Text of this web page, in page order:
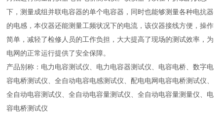
下，测量成组并联电容器的单个电容器，同时也能够测量各种电抗器
的电感，本仪器还能测量工频状况下的电流，该仪器接线方便，操作
简单，减轻了检修人员的工作负担，大大提高了现场的测试效率，为
电网的正常运行提供了安全保障。
产品别称：电力电容测试仪、电力电容器测试仪、电容电桥、数字电
容电桥测试仪、全自动电容电感测试仪、配电电网电容电桥测试仪、
全自动电容测试仪、全自动电容量测试仪、全自动电容量测量仪、电
容电桥测试仪